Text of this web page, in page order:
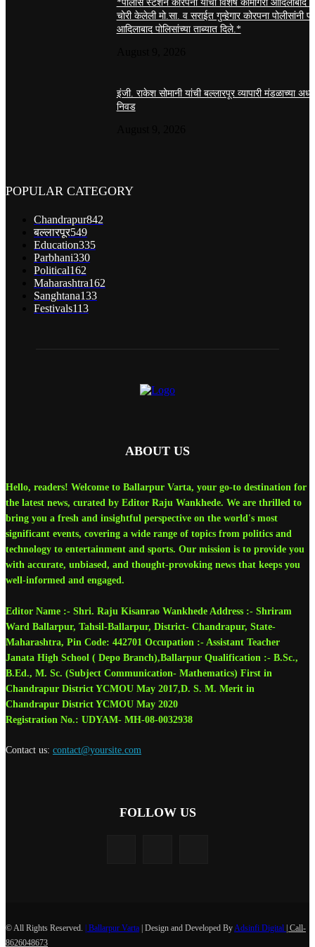
*पोलीस स्टेशन कोरपना यांची विशेष कामगिरी आदिलाबाद
चोरी केलेली मो.सा. व सराईत गुन्हेगार कोरपना पोलीसांनी
आदिलाबाद पोलिसांच्या ताब्यात दिले.*
इंजी. राकेश सोमानी यांची बल्लारपूर व्यापारी मंडळाच्या
निवड
POPULAR CATEGORY
Chandrapur842
बल्लारपूर549
Education335
Parbhani330
Political162
Maharashtra162
Sanghtana133
Festivals113
ABOUT US
Hello, readers! Welcome to Ballarpur Varta, your go-to destination for
the latest news, curated by Editor Raju Wankhede. We are thrilled to
bring you a fresh and insightful perspective on the world's most
significant events, covering a wide range of topics from politics and
technology to entertainment and sports. Our mission is to provide you
with accurate, unbiased, and thought-provoking news that keeps you
well-informed and engaged.
Editor Name :- Shri. Raju Kisanrao Wankhede Address :- Shriram
Ward Ballarpur, Tahsil-Ballarpur, District- Chandrapur, State-
Maharashtra, Pin Code: 442701 Occupation :- Assistant Teacher
Janata High School ( Depo Branch),Ballarpur Qualification :- B.Sc.,
B.Ed., M. Sc. (Subject Communication- Mathematics) First in
Chandrapur District YCMOU May 2017,D. S. M. Merit in
Chandrapur District YCMOU May 2020
Registration No.: UDYAM- MH-08-0032938
Contact us: contact@yoursite.com
FOLLOW US
© All Rights Reserved. | Ballarpur Varta | Design and Developed ByAdsinfi Digital | Call-
8626048673